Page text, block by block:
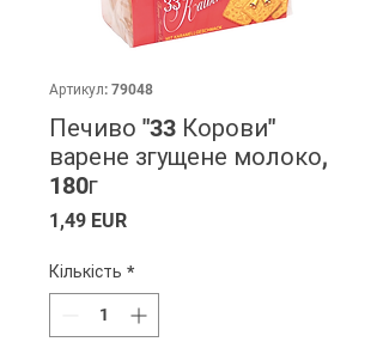
Артикул: 79048
Печиво "33 Корови"
варене згущене молоко,
180г
1,49 EURЦіна
Кількість *